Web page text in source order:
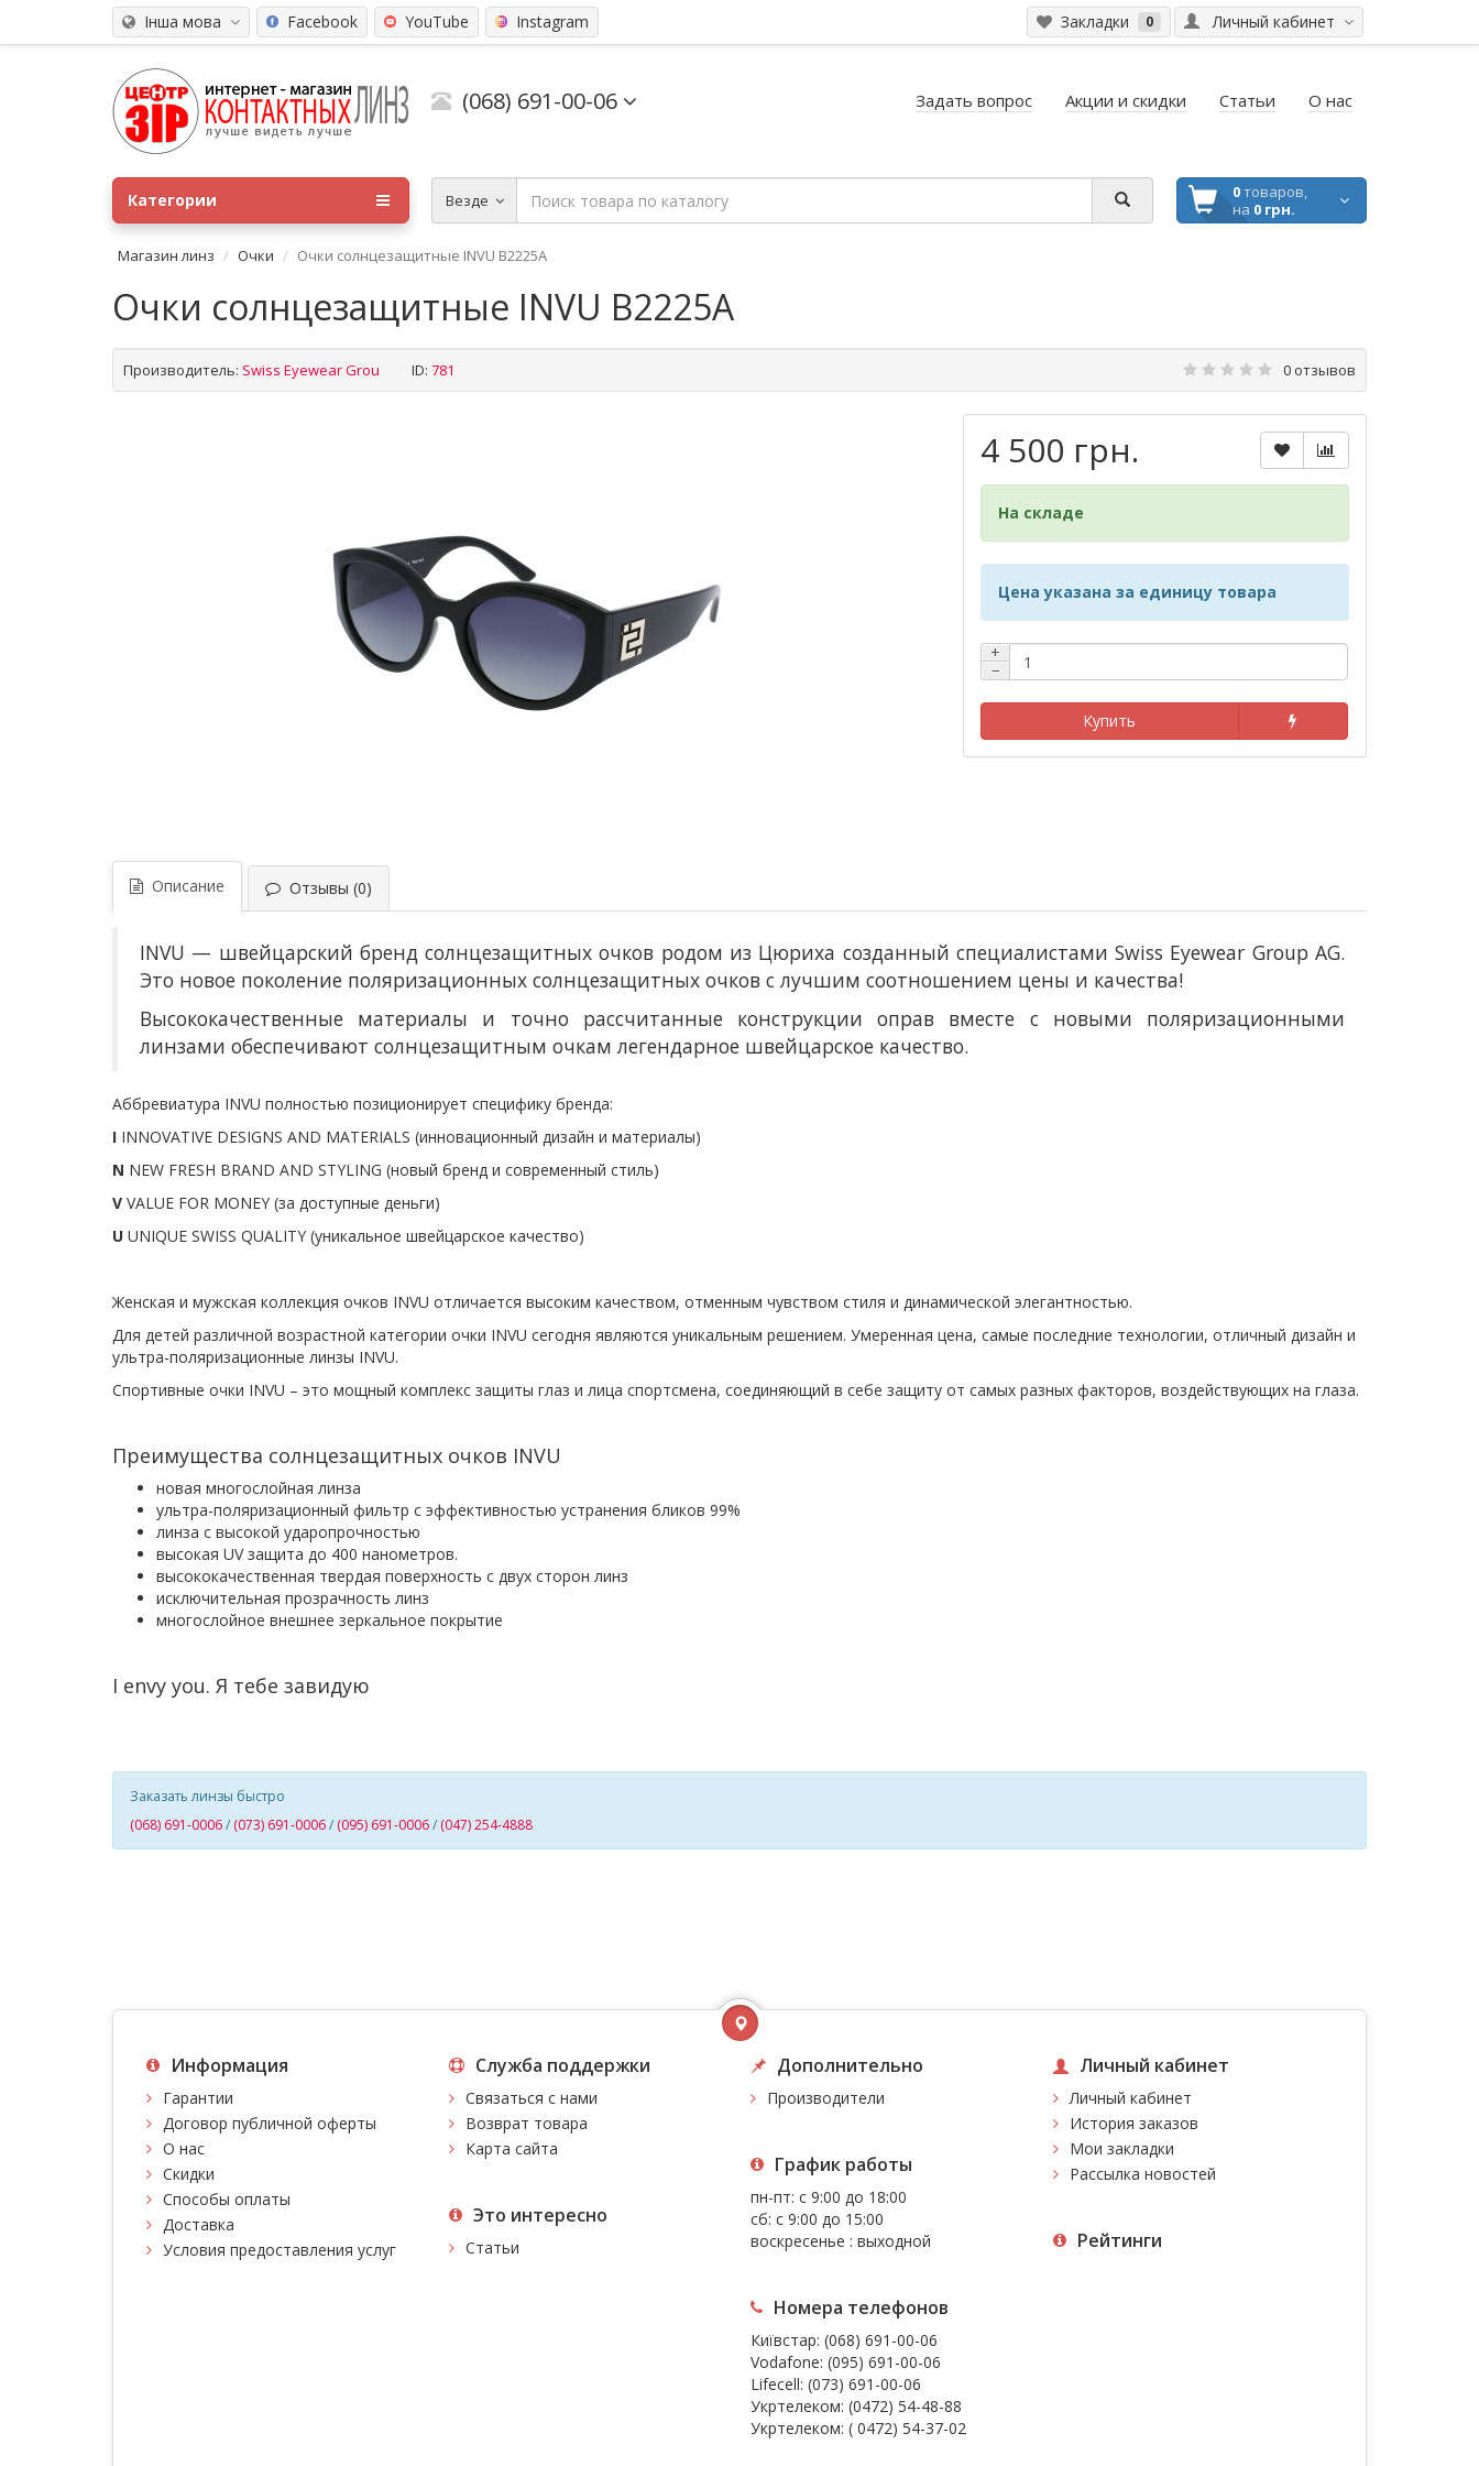
Інша мова Личный кабинет
Закладки 0
Facebook YouTube Instagram
(068) 691-00-06 Задать вопрос Акции и скидки Статьи О нас
Везде 0товаров,
на 0 грн.
Категории
Магазин линз Очки Очки солнцезащитные INVU B2225A
Очки солнцезащитные INVU B2225A
Производитель: Swiss Eyewear Grou ID: 781 0 отзывов
4 500 грн.
На складе
Цена указана за единицу товара
+
−
Купить
Описание Отзывы (0)
INVU — швейцарский бренд солнцезащитных очков родом из Цюриха созданный специалистами Swiss Eyewear Group AG.
Это новое поколение поляризационных солнцезащитных очков с лучшим соотношением цены и качества!
Высококачественные материалы и точно рассчитанные конструкции оправ вместе с новыми поляризационными
линзами обеспечивают солнцезащитным очкам легендарное швейцарское качество.
Аббревиатура INVU полностью позиционирует специфику бренда:
I INNOVATIVE DESIGNS AND MATERIALS (инновационный дизайн и материалы)
N NEW FRESH BRAND AND STYLING (новый бренд и современный стиль)
V VALUE FOR MONEY (за доступные деньги)
U UNIQUE SWISS QUALITY (уникальное швейцарское качество)
Женская и мужская коллекция очков INVU отличается высоким качеством, отменным чувством стиля и динамической элегантностью.
Для детей различной возрастной категории очки INVU сегодня являются уникальным решением. Умеренная цена, самые последние технологии, отличный дизайн и
ультра-поляризационные линзы INVU.
Спортивные очки INVU – это мощный комплекс защиты глаз и лица спортсмена, соединяющий в себе защиту от самых разных факторов, воздействующих на глаза.
Преимущества солнцезащитных очков INVU
новая многослойная линза
ультра-поляризационный фильтр с эффективностью устранения бликов 99%
линза с высокой ударопрочностью
высокая UV защита до 400 нанометров.
высококачественная твердая поверхность с двух сторон линз
исключительная прозрачность линз
многослойное внешнее зеркальное покрытие
I envy you. Я тебе завидую
Заказать линзы быстро
(068) 691-0006/ (073) 691-0006/ (095) 691-0006/ (047) 254-4888
Информация
Гарантии
Договор публичной оферты
О нас
Скидки
Способы оплаты
Доставка
Условия предоставления услуг
Служба поддержки
Связаться с нами
Возврат товара
Карта сайта
Это интересно
Статьи
Дополнительно
Производители
График работы
пн-пт: с 9:00 до 18:00
сб: с 9:00 до 15:00
воскресенье : выходной
Номера телефонов
Київстар: (068) 691-00-06
Vodafone: (095) 691-00-06
Lifecell: (073) 691-00-06
Укртелеком: (0472) 54-48-88
Укртелеком: ( 0472) 54-37-02
Личный кабинет
Личный кабинет
История заказов
Мои закладки
Рассылка новостей
Рейтинги